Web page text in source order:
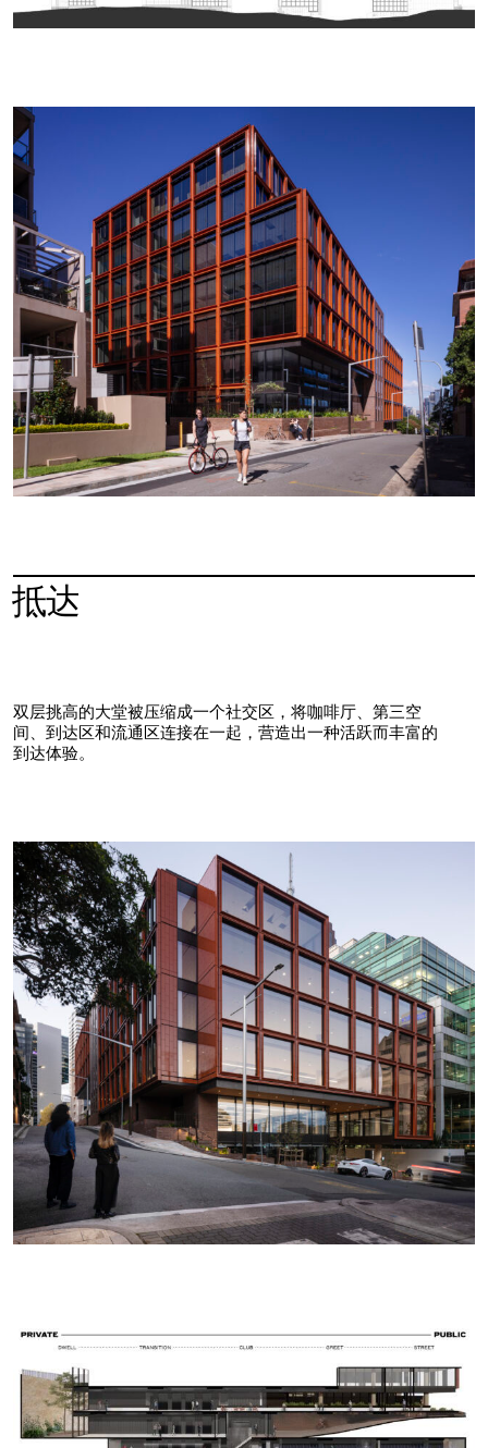
抵达
双层挑高的大堂被压缩成一个社交区，将咖啡厅、第三空
间、到达区和流通区连接在一起，营造出一种活跃而丰富的
到达体验。